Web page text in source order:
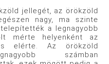
jellegét, az örökzöld
nagy, ma szinte
a legnagyobb
mérte helyenként az
elérte. Az örökzöld
számban